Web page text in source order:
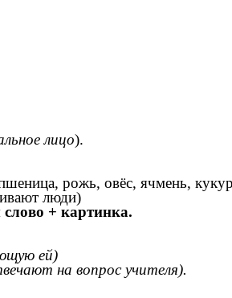
лицо).
рожь, овёс, ячмень,
люди)
+ картинка.
ей)
на вопрос учителя).